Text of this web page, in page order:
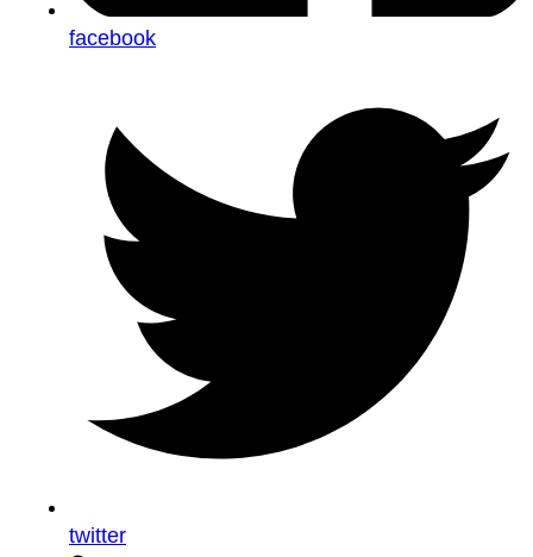
facebook
twitter